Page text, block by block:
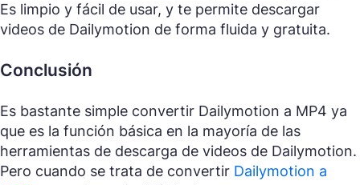
Es limpio y fácil de usar, y te permite descargar
videos de Dailymotion de forma fluida y gratuita.
Conclusión
Es bastante simple convertir Dailymotion a MP4 ya
que es la función básica en la mayoría de las
herramientas de descarga de videos de Dailymotion.
Pero cuando se trata de convertir Dailymotion a